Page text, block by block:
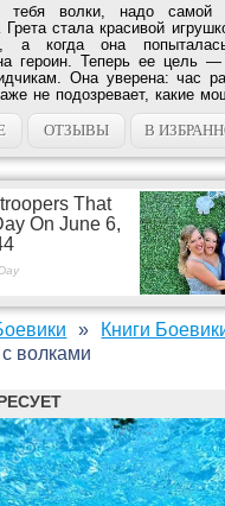
тебя волки, надо самой
Грета стала красивой
а когда она
героин. Теперь ее цель
Она уверена: час
не подозревает, какие
ОТЗЫВЫ В
Книги
волками